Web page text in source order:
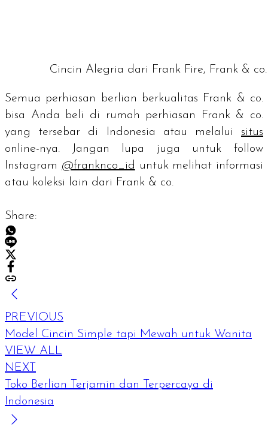
Cincin Alegria dari Frank Fire, Frank & co.
Semua perhiasan berlian berkualitas Frank & co.
bisa Anda beli di rumah perhiasan Frank & co.
yang tersebar di Indonesia atau melalui situs
online-nya. Jangan lupa juga untuk follow
Instagram @franknco_id untuk melihat informasi
atau koleksi lain dari Frank & co.
Share:
PREVIOUS
Model Cincin Simple tapi Mewah untuk Wanita
VIEW ALL
NEXT
Toko Berlian Terjamin dan Terpercaya di
Indonesia